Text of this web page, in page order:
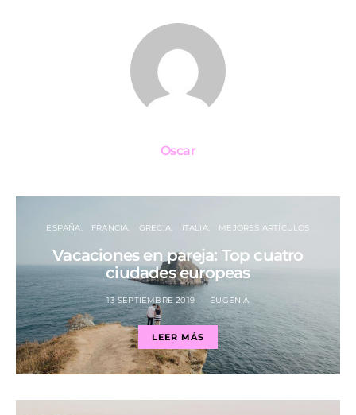
Oscar
ESPAÑA FRANCIA GRECIA ITALIA MEJORES ARTÍCULOS
Vacaciones en pareja: Top cuatro
ciudades europeas
13 SEPTIEMBRE 2019 EUGENIA
LEER MÁS